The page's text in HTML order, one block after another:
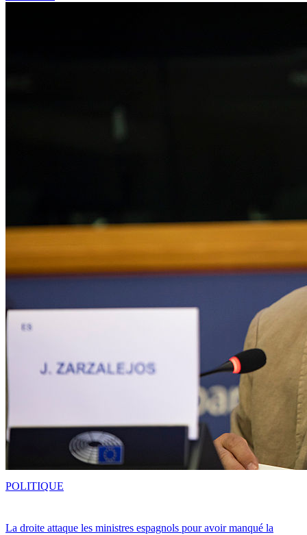
La droite attaque les ministres espagnols pour avoir manqué la
POLITIQUE